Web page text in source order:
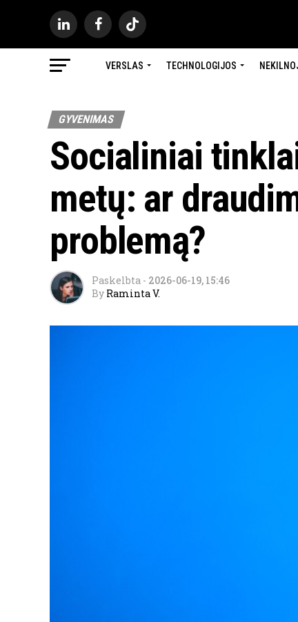
VERSLAS TECHNOLOGIJOS
GYVENIMAS
Socialiniai
metų: ar
problemą?
Paskelbta - 2026-06-19, 15:46
By Raminta V.